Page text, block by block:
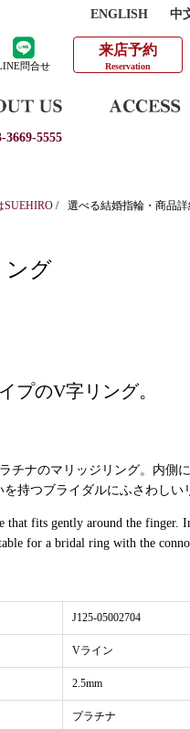
ENGLISH 中
問合せ
来店予約
Reservation
5555
SUEHIRO / 選べる結婚指輪・商品詳
ング
プのV字リング。
チナのマリッジリング。内側
持つブライダルにふさわしい
that fits gently around the finger.
for a bridal ring with the
J125-05002704
Vライン
2.5mm
プラチナ